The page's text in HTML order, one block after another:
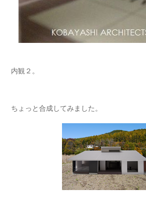
内観２。
ちょっと合成してみました。